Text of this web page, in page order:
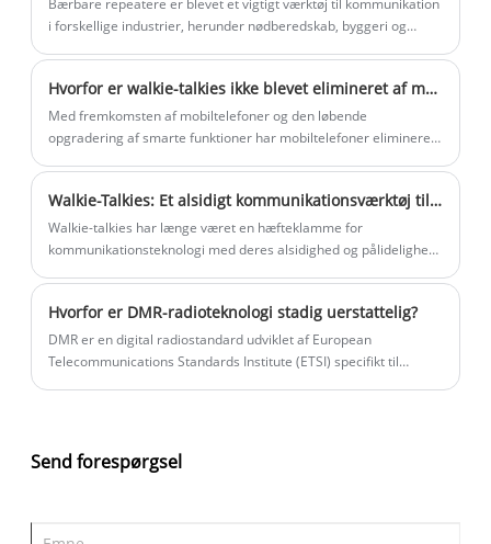
kommunikationsløsning til udendørs
Bærbare repeatere er blevet et vigtigt værktøj til kommunikation
i forskellige industrier, herunder nødberedskab, byggeri og
pålidelig kommunikation over lange afstande. I de seneste
nyheder har brugen af ​​bærbare repeatere skabt overskrifter for
deres rolle i at forbedre kommunikationsmulighederne i
Hvorfor er walkie-talkies ikke blevet elimineret af mobiltelefoner? Svaret er her
Med fremkomsten af ​​mobiltelefoner og den løbende
opgradering af smarte funktioner har mobiltelefoner elimineret
Walkie-Talkies: Et alsidigt kommunikationsværktøj til hvert eventyr
Walkie-talkies har længe været en hæfteklamme for
kommunikationsteknologi med deres alsidighed og pålidelighed,
Hvorfor er DMR-radioteknologi stadig uerstattelig?
DMR er en digital radiostandard udviklet af European
Telecommunications Standards Institute (ETSI) specifikt til
Send forespørgsel